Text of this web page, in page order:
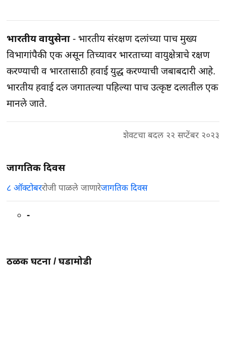
भारतीय वायुसेना - भारतीय संरक्षण दलांच्या पाच मुख्य
विभागांपैकी एक असून तिच्यावर भारताच्या वायुक्षेत्राचे रक्षण
करण्याची व भारतासाठी हवाई युद्ध करण्याची जबाबदारी आहे.
भारतीय हवाई दल जगातल्या पहिल्या पाच उत्कृष्ट दलातील एक
मानले जाते.
शेवटचा बदल २२ सप्टेंबर २०२३
जागतिक दिवस
८ ऑक्टोबररोजी पाळले जाणारेजागतिक दिवस
-
ठळक घटना /घडामोडी